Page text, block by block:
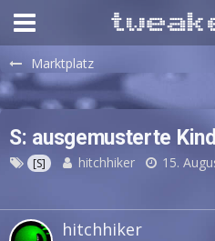
Marktplatz
S: ausgemusterte
[S] hitchhiker 15.
hitchhiker